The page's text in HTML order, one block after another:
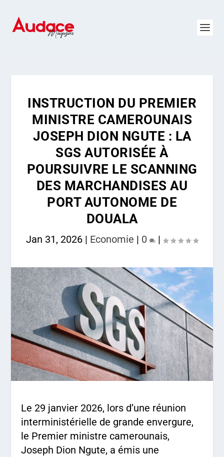
INSTRUCTION DU PREMIER
MINISTRE CAMEROUNAIS
JOSEPH DION NGUTE : LA
SGS AUTORISÉE À
POURSUIVRE LE SCANNING
DES MARCHANDISES AU
PORT AUTONOME DE
DOUALA
Jan 31, 2026 | Economie | 0 |
Le 29 janvier 2026, lors d’une réunion
interministérielle de grande envergure,
le Premier ministre camerounais,
Joseph Dion Ngute, a émis une